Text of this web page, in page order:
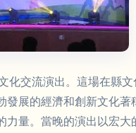
交流演出。這場在縣
展的經濟和創新文化
量。當晚的演出以宏